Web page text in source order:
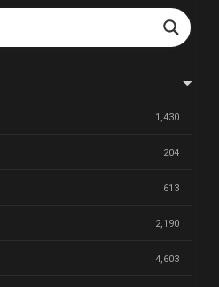
1,430
204
613
2,190
4,603